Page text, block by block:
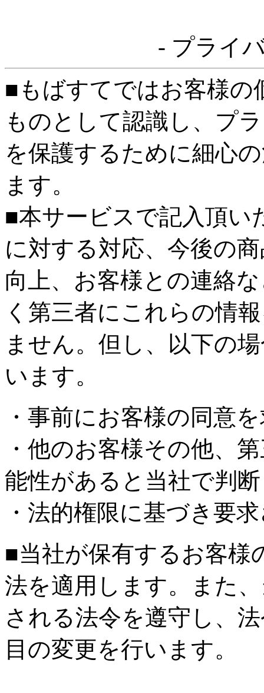
- プライ
■もばすてではお客様の
ものとして認識し、プ
を保護するために細心
ます。
■本サービスで記入頂い
に対する対応、今後の
向上、お客様との連絡
く第三者にこれらの情
ません。但し、以下の
います。
・事前にお客様の同意
・他のお客様その他、
能性があると当社で判
・法的権限に基づき要
■当社が保有するお客様
法を適用します。また
される法令を遵守し、
目の変更を行います。